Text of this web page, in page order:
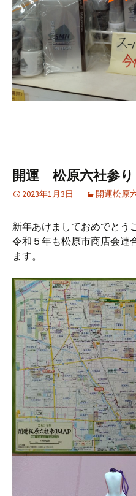
開運 松原六社参り
2023年1月3日 開運松原
新年あけましておめでとう
令和５年も松原市商店会連
ます。